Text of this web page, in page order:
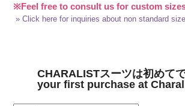
※Feel free to consult us for custom
» Click here for inquiries about non standard
CHARALISTスーツは初めて
your first purchase at